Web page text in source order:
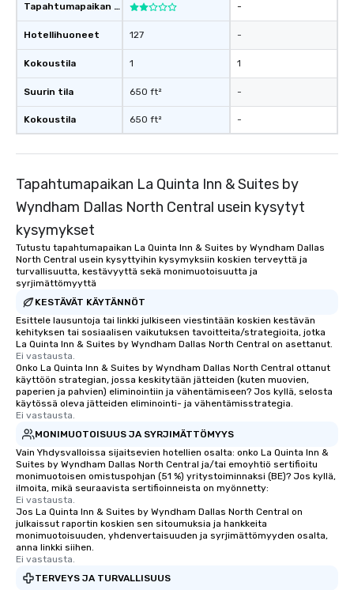
Tapahtumapaikan luokitus
Hotellihuoneet
Kokoustila
Suurin tila
Kokoustila
127
1
650 ft²
650 ft²
-
-
1
-
-
Tapahtumapaikan La Quinta Inn & Suites by
Wyndham Dallas North Central usein kysytyt
kysymykset
Tutustu tapahtumapaikan La Quinta Inn & Suites by Wyndham Dallas
North Central usein kysyttyihin kysymyksiin koskien terveyttä ja
turvallisuutta, kestävyyttä sekä monimuotoisuutta ja
syrjimättömyyttä
KESTÄVÄT KÄYTÄNNÖT
Esittele lausuntoja tai linkki julkiseen viestintään koskien kestävän
kehityksen tai sosiaalisen vaikutuksen tavoitteita/strategioita, jotka
La Quinta Inn & Suites by Wyndham Dallas North Central on asettanut.
Ei vastausta.
Onko La Quinta Inn & Suites by Wyndham Dallas North Central ottanut
käyttöön strategian, jossa keskitytään jätteiden (kuten muovien,
paperien ja pahvien) eliminointiin ja vähentämiseen? Jos kyllä, selosta
käytössä oleva jätteiden eliminointi- ja vähentämisstrategia.
Ei vastausta.
MONIMUOTOISUUS JA SYRJIMÄTTÖMYYS
Vain Yhdysvalloissa sijaitsevien hotellien osalta: onko La Quinta Inn &
Suites by Wyndham Dallas North Central ja/tai emoyhtiö sertifioitu
monimuotoisen omistuspohjan (51 %) yritystoiminnaksi (BE)? Jos kyllä,
ilmoita, mikä seuraavista sertifioinneista on myönnetty:
Ei vastausta.
Jos La Quinta Inn & Suites by Wyndham Dallas North Central on
julkaissut raportin koskien sen sitoumuksia ja hankkeita
monimuotoisuuden, yhdenvertaisuuden ja syrjimättömyyden osalta,
anna linkki siihen.
Ei vastausta.
TERVEYS JA TURVALLISUUS